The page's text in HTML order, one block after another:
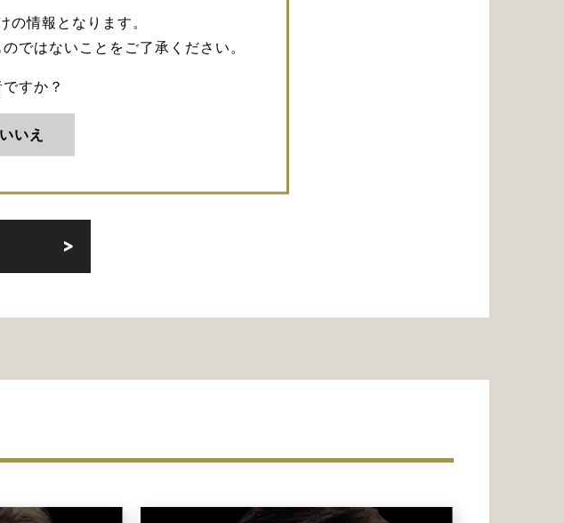
の情報となります。
ではないことをご了承ください。
すか？
いいえ